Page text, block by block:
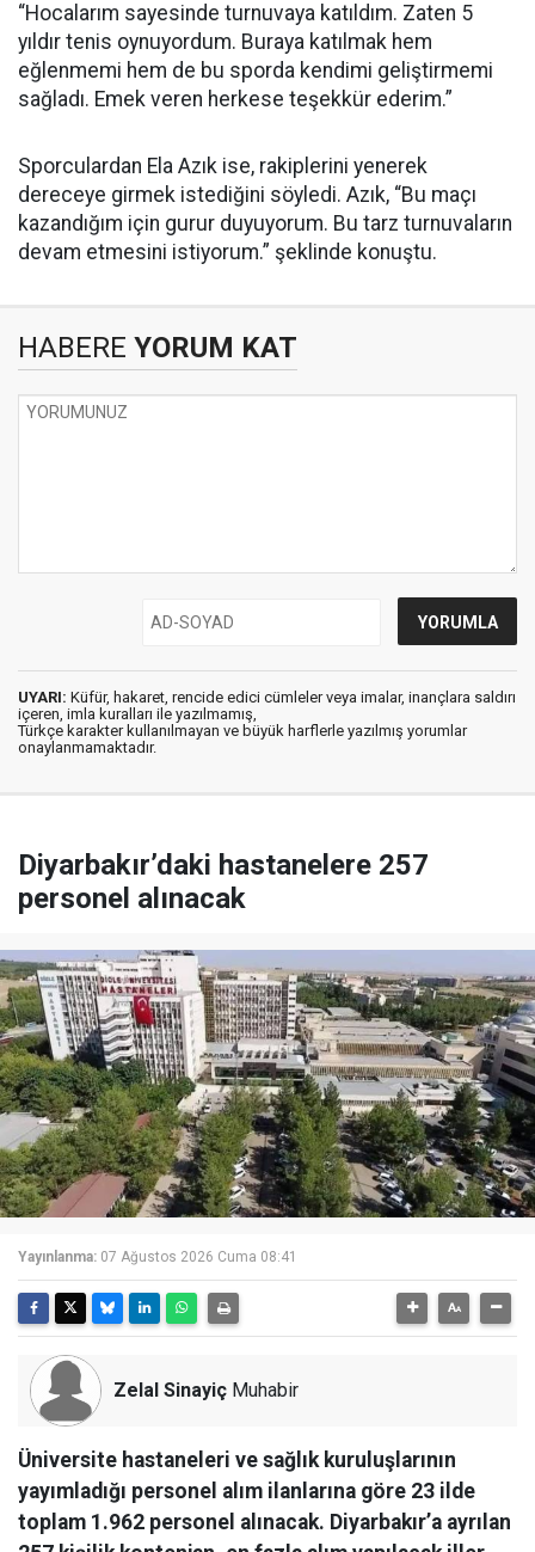
“Hocalarım sayesinde turnuvaya katıldım. Zaten 5
yıldır tenis oynuyordum. Buraya katılmak hem
eğlenmemi hem de bu sporda kendimi geliştirmemi
sağladı. Emek veren herkese teşekkür ederim.”
Sporculardan Ela Azık ise, rakiplerini yenerek
dereceye girmek istediğini söyledi. Azık, “Bu maçı
kazandığım için gurur duyuyorum. Bu tarz turnuvaların
devam etmesini istiyorum.” şeklinde konuştu.
HABERE YORUM KAT
UYARI: Küfür, hakaret, rencide edici cümleler veya imalar, inançlara saldırı
içeren, imla kuralları ile yazılmamış,
Türkçe karakter kullanılmayan ve büyük harflerle yazılmış yorumlar
onaylanmamaktadır.
Diyarbakır’daki hastanelere 257
personel alınacak
Yayınlanma: 07 Ağustos 2026 Cuma 08:41
Zelal Sinayiç Muhabir
Üniversite hastaneleri ve sağlık kuruluşlarının
yayımladığı personel alım ilanlarına göre 23 ilde
toplam 1.962 personel alınacak. Diyarbakır’a ayrılan